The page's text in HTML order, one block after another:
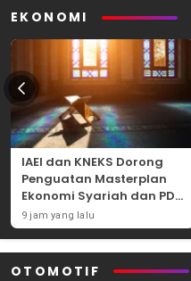
EKONOMI
IAEI dan KNEKS Dorong
Penguatan Masterplan
Ekonomi Syariah dan PDB
Syariah Indonesia
9 jam yang lalu
OTOMOTIF